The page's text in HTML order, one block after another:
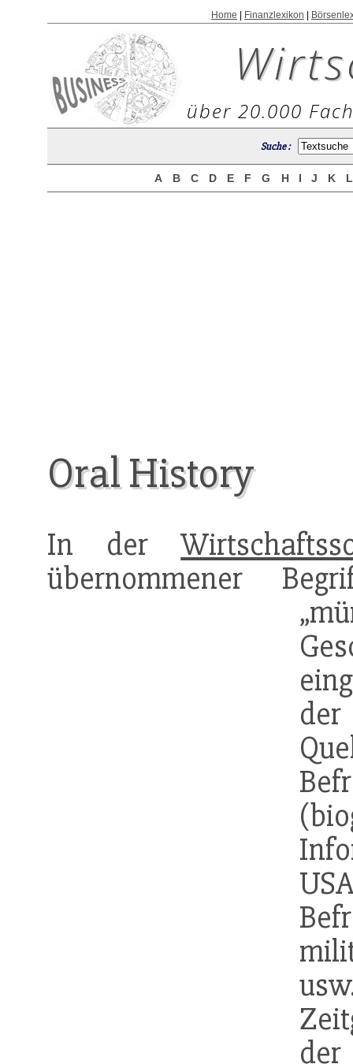
Home Finanzlexikon
über 20.000
Suche :
A B C D E F G H I J K
Oral History
In der
übernommener
der